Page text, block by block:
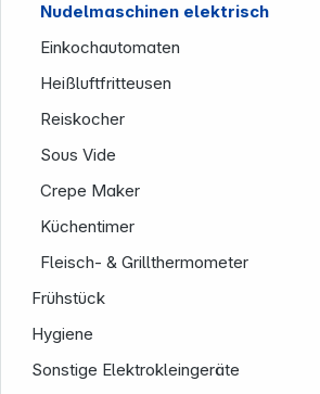
Nudelmaschinen elektrisch
Einkochautomaten
Heißluftfritteusen
Reiskocher
Sous Vide
Crepe Maker
Küchentimer
Fleisch- & Grillthermometer
Frühstück
Hygiene
Sonstige Elektrokleingeräte
Folgen Sie uns auf